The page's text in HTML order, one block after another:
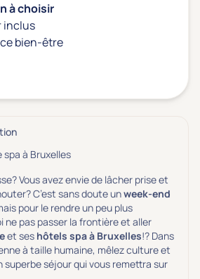
être
bien-être
Rituel du monde
/ sommeil
à choisir
inclus
bien-être
spa à Bruxelles
Vous avez envie de lâcher prise et
C’est sans doute unweek-end
pour le rendre un peu plus
ne pas passer la frontière et aller
et ses hôtels spa à Bruxelles!? Dans
à taille humaine, mêlez culture et
séjour qui vous remettra sur